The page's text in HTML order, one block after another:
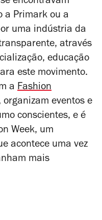
a Primark ou a
uma indústria da
através
educação
este movimento.
a Fashion
organizam eventos e
conscientes, e é
Week, um
acontece uma vez
mais